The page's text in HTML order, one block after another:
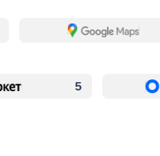
5